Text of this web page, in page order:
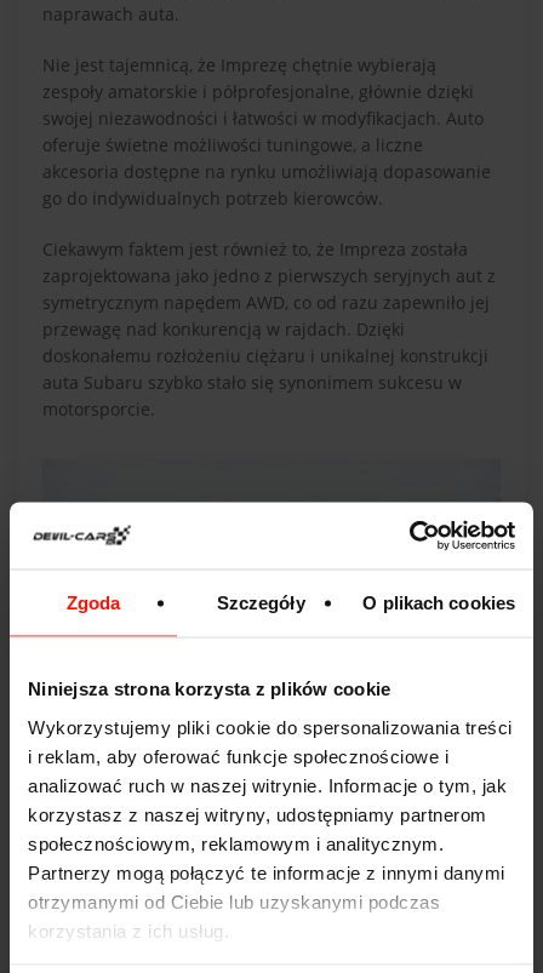
Zgoda Szczegóły O plikach cookies
Niniejsza strona korzysta z plików cookie
Wykorzystujemy pliki cookie do spersonalizowania treści
i reklam, aby oferować funkcje społecznościowe i
analizować ruch w naszej witrynie. Informacje o tym, jak
korzystasz z naszej witryny, udostępniamy partnerom
społecznościowym, reklamowym i analitycznym.
Partnerzy mogą połączyć te informacje z innymi danymi
otrzymanymi od Ciebie lub uzyskanymi podczas
korzystania z ich usług.
naprawach auta.
Nie jest tajemnicą, że Imprezę chętnie wybierają
zespoły amatorskie i półprofesjonalne, głównie dzięki
swojej niezawodności i łatwości w modyfikacjach. Auto
oferuje świetne możliwości tuningowe, a liczne
akcesoria dostępne na rynku umożliwiają dopasowanie
go do indywidualnych potrzeb kierowców.
Ciekawym faktem jest również to, że Impreza została
zaprojektowana jako jedno z pierwszych seryjnych aut z
symetrycznym napędem AWD, co od razu zapewniło jej
przewagę nad konkurencją w rajdach. Dzięki
doskonałemu rozłożeniu ciężaru i unikalnej konstrukcji
auta Subaru szybko stało się synonimem sukcesu w
motorsporcie.
Sportowe Subaru Impreza – emocje,
które uzależniają
Jazda Subaru Impreząpo torze lub rajdowej trasie to
przeżycie, którego nie da się zapomnieć. Każde
okrążenie to nowa porcja emocji – ryk silnika bokser,
przyspieszenie wciskające w fotel i precyzyjne